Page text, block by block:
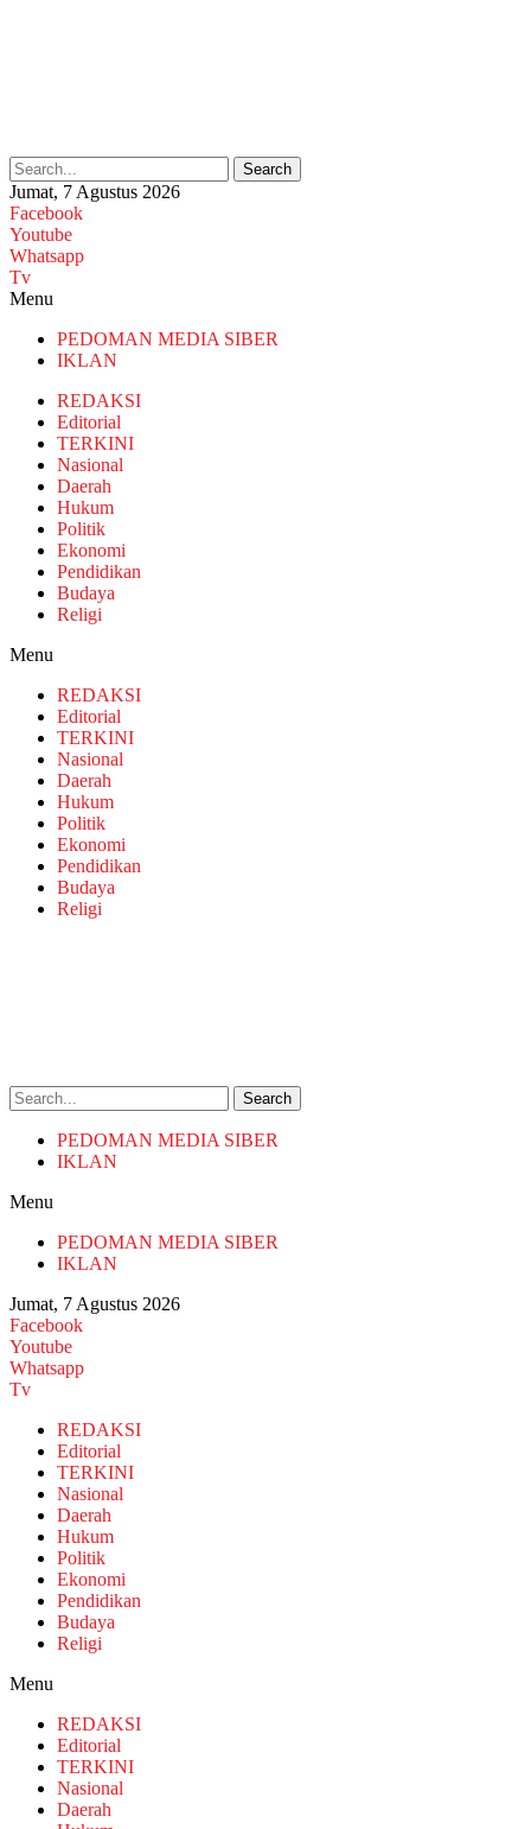
Search
Jumat, 7 Agustus 2026
Facebook
Youtube
Whatsapp
Tv
Menu
PEDOMAN MEDIA SIBER
IKLAN
REDAKSI
Editorial
TERKINI
Nasional
Daerah
Hukum
Politik
Ekonomi
Pendidikan
Budaya
Religi
Menu
REDAKSI
Editorial
TERKINI
Nasional
Daerah
Hukum
Politik
Ekonomi
Pendidikan
Budaya
Religi
Search
PEDOMAN MEDIA SIBER
IKLAN
Menu
PEDOMAN MEDIA SIBER
IKLAN
Jumat, 7 Agustus 2026
Facebook
Youtube
Whatsapp
Tv
REDAKSI
Editorial
TERKINI
Nasional
Daerah
Hukum
Politik
Ekonomi
Pendidikan
Budaya
Religi
Menu
REDAKSI
Editorial
TERKINI
Nasional
Daerah